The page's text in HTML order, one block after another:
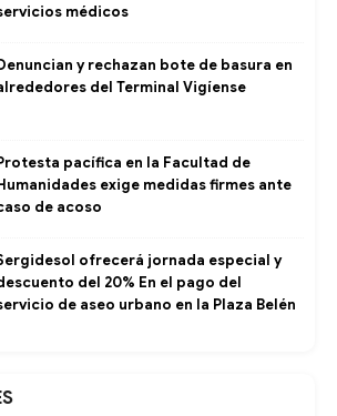
médicos
y rechazan bote de basura en
del Terminal Vigíense
pacífica en la Facultad de
exige medidas firmes ante
de acoso
ofrecerá jornada especial y
del 20% En el pago del
de aseo urbano en la Plaza Belén